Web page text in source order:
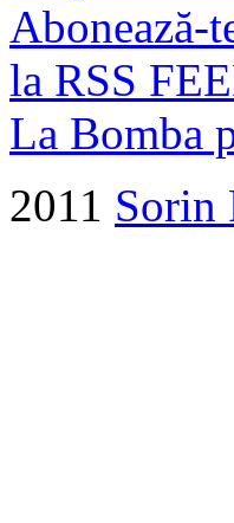
Abonează-
la RSS
La Bomba
2011 Sorin